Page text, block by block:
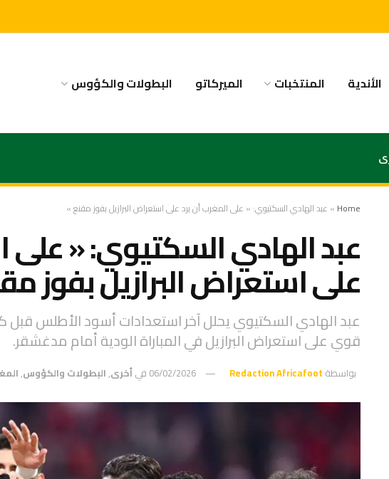
الأندية المنتخبات الميركاتو البطولات والكؤوس
Home
» عبد الهادي السكتيوي: « على المغرب أن يرد على استعراض البرازيل بفوز مقنع »
عبد الهادي السكتيوي: « على
على استعراض البرازيل بفوز
قوي على استعراض البرازيل في المباراة الودية أمام مدغشقر.
بواسطة Redaction Africafoot
06/02/2026 فيأخرى,البطولات والكؤوس,